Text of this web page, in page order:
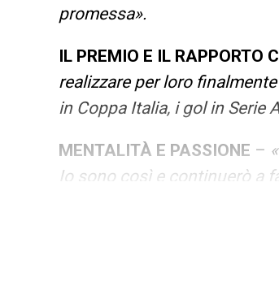
promessa».
IL PREMIO E IL RAPPORTO
realizzare per loro
in Coppa Italia, i gol in Serie
MENTALITÀ E PASSIONE –
Io sono così e continuerò a